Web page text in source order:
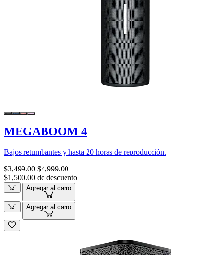
MEGABOOM 4
Bajos retumbantes y hasta 20 horas de reproducción.
$3,499.00 $4,999.00
$1,500.00 de descuento
Agregar al carro
Agregar al carro